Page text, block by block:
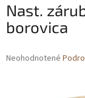
Nast.
borovica
Priemerné
Neohodnotené